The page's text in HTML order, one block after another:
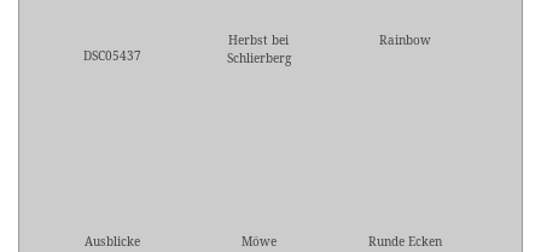
DSC05437
Herbst bei
Schlierberg
Rainbow
Ausblicke Möwe Runde Ecken